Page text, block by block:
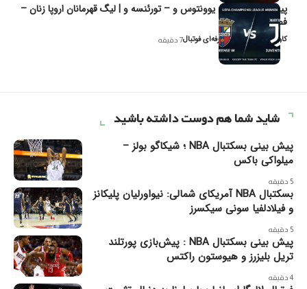
پیش‌بینی و تحلیل یوونتوس و – تورئنسه و | لیگ قهرمانان اروپا زنان –
فصل ۲۰۲۶
کاوه نیک‌فر، تحلیل‌گر حرفه‌ای فوتبال7 دقیقه
شاید شما هم دوست داشته باشید
پیش بینی بسکتبال NBA ؛ شیکاگو بولز –
میلواکی باکس
5 دقیقه
بسکتبال NBA آمریکای شمالی: نیواورلیان پلیکانز
و فیلادلفیا سونی سیکسرز
5 دقیقه
پیش بینی بسکتبال NBA : پیش‌بازی پورتلند
تریل بلیزرز و هیوستون راکتس
4 دقیقه